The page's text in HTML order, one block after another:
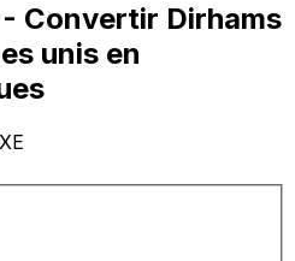
- Convertir Dirhams
unis en